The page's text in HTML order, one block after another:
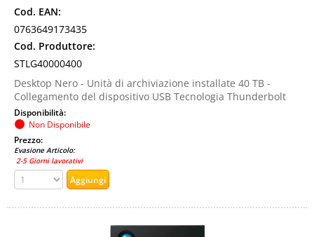
Cod. EAN:
0763649173435
Cod. Produttore:
STLG40000400
Desktop Nero - Unità di archiviazione installate 40 TB -
Collegamento del dispositivo USB Tecnologia Thunderbolt
Disponibilità:
Non Disponibile
Prezzo:
Evasione Articolo:
2-5 Giorni lavorativi